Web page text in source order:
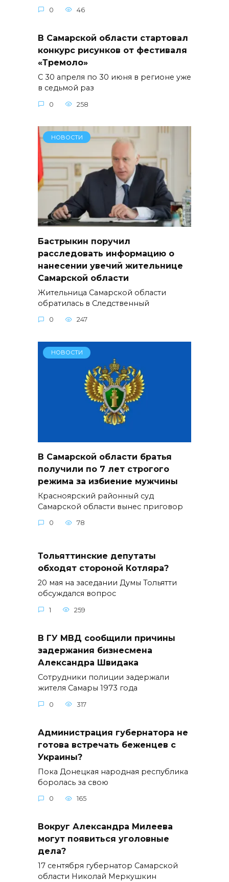
0 46
В Самарской области стартовал
конкурс рисунков от фестиваля
«Тремоло»
С 30 апреля по 30 июня в регионе уже
в седьмой раз
0 258
НОВОСТИ
Бастрыкин поручил
расследовать информацию о
нанесении увечий жительнице
Самарской области
Жительница Самарской области
обратилась в Следственный
0 247
НОВОСТИ
В Самарской области братья
получили по 7 лет строгого
режима за избиение мужчины
Красноярский районный суд
Самарской области вынес приговор
0 78
Тольяттинские депутаты
обходят стороной Котляра?
20 мая на заседании Думы Тольятти
обсуждался вопрос
1 259
В ГУ МВД сообщили причины
задержания бизнесмена
Александра Швидака
Сотрудники полиции задержали
жителя Самары 1973 года
0 317
Администрация губернатора не
готова встречать беженцев с
Украины?
Пока Донецкая народная республика
боролась за свою
0 165
Вокруг Александра Милеева
могут появиться уголовные
дела?
17 сентября губернатор Самарской
области Николай Меркушкин